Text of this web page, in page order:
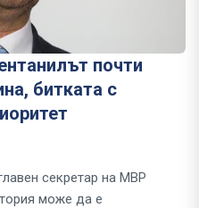
почти
битката с
секретар на МВР
може да е